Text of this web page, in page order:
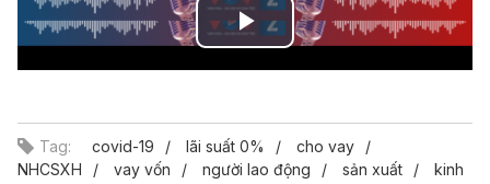
Play
Tag: covid-19 lãi suất 0%
cho vay
NHCSXH
vay vốn người lao động sản xuất
kinh